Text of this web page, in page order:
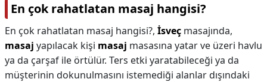
En çok rahatlatan masaj hangisi?
En çok rahatlatan masaj hangisi?, İsveç masajında,
masaj yapılacak kişi masaj masasına yatar ve üzeri havlu
ya da çarşaf ile örtülür. Ters etki yaratabileceği ya da
müşterinin dokunulmasını istemediği alanlar dışındaki